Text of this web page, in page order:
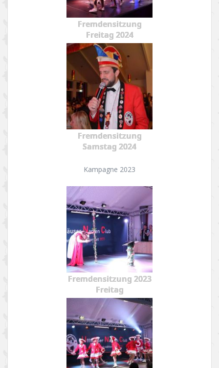
Fremdensitzung
Freitag 2024
Fremdensitzung
Samstag 2024
Kampagne 2023
Fremdensitzung 2023
Freitag